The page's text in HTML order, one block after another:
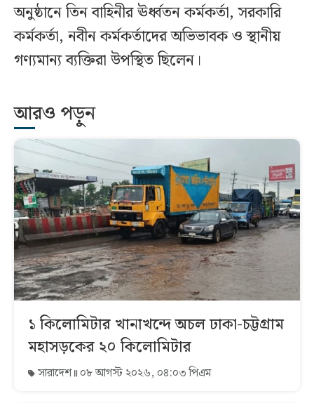
অনুষ্ঠানে তিন বাহিনীর ঊর্ধ্বতন কর্মকর্তা, সরকারি
কর্মকর্তা, নবীন কর্মকর্তাদের অভিভাবক ও স্থানীয়
গণ্যমান্য ব্যক্তিরা উপস্থিত ছিলেন।
আরও পড়ুন
১ কিলোমিটার খানাখন্দে অচল ঢাকা-চট্টগ্রাম
মহাসড়কের ২০ কিলোমিটার
সারাদেশ ০৮ আগস্ট ২০২৬, ০৪:০৩ পিএম